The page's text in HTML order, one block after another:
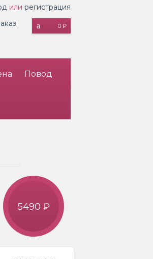
или регистрация
0 ₽
Повод
5490 ₽